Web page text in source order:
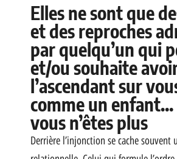
Elles ne sont que
et des reproches
par quelqu’un qui
et/ou souhaite
l’ascendant sur
comme un enfant…
vous n’êtes plus
Derrière l’injonction se cache souvent